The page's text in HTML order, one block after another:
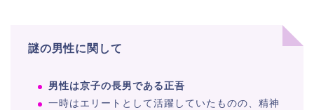
謎の男性に関して
男性は京子の長男である正吾
一時はエリートとして活躍していたものの、精神